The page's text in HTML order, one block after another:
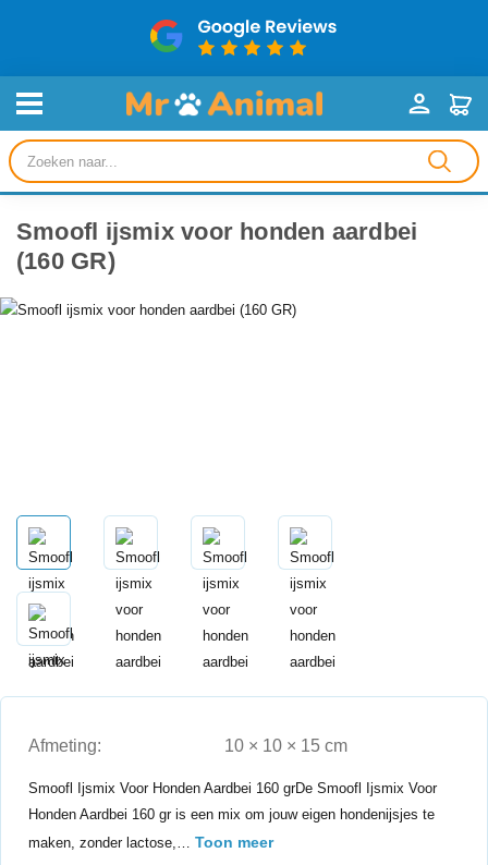
Producten
zoeken
Smoofl ijsmix voor honden aardbei
(160 GR)
Afmeting: 10 × 10 × 15 cm
Smoofl Ijsmix Voor Honden Aardbei 160 grDe Smoofl Ijsmix Voor
Honden Aardbei 160 gr is een mix om jouw eigen hondenijsjes te
maken, zonder lactose,… Toon meer